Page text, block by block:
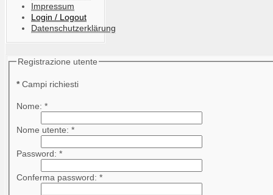
Impressum
Login / Logout
Datenschutzerklärung
Registrazione utente
*Campi richiesti
Nome: *
Nome utente: *
Password: *
Conferma password: *